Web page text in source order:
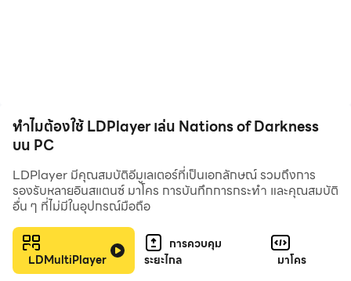
พัฒนาเมืองของคุณและสร้างพลัง
ฟื้นฟูความรุ่งโรจน์ของฝ่ายคุณในฐานะอาณาจักรผ่านการ
จัดการทรัพยากรและการวางแผนการก่อสร้างอย่างรอบคอบ
ดินแดนของคุณจะทำหน้าที่เป็นฐานสำหรับการขึ้นครอง
บัลลังก์!
ทีมฮีโร่ การทดสอบที่ไม่มีที่สิ้นสุด
วางกลยุทธ์และสร้างทีมตามความสามารถต่างๆ ของฮีโร่
ทำไมต้องใช้ LDPlayer เล่น Nations of Darkness
บน PC
LDPlayer มีคุณสมบัติอีมูเลเตอร์ที่เป็นเอกลักษณ์ รวมถึงการ
รองรับหลายอินสแตนซ์ มาโคร การบันทึกการกระทำ และคุณสมบัติ
อื่น ๆ ที่ไม่มีในอุปกรณ์มือถือ
LDMultiPlayer
การควบคุม
ระยะไกล
มาโคร